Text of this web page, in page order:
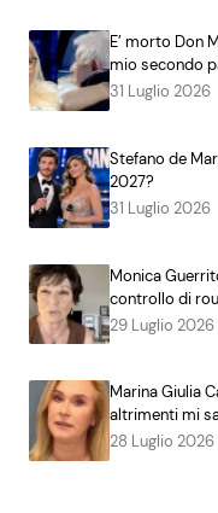
E’ morto Don
mio secondo
31 Luglio 2026
Stefano de
2027?
31 Luglio 2026
Monica
controllo di
29 Luglio 2026
Marina Giulia
altrimenti mi
28 Luglio 2026